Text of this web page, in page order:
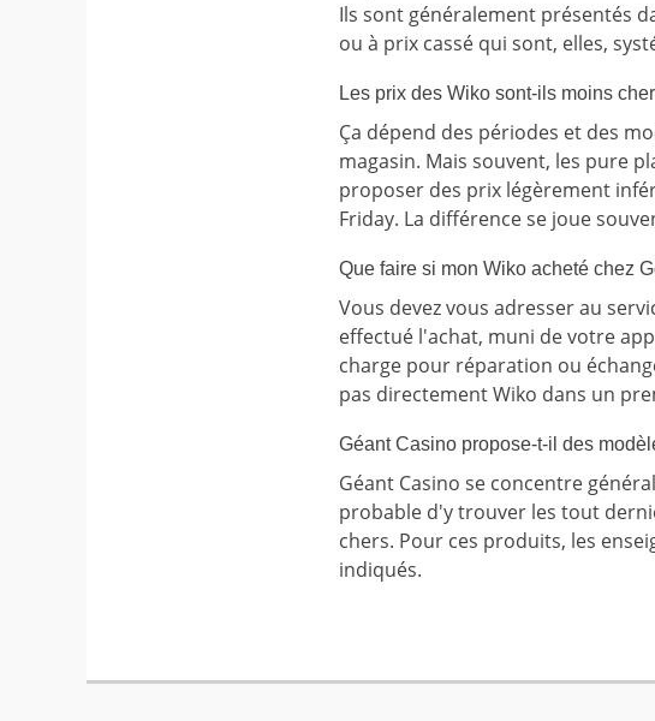
Ils sont généralement présentés
ou à prix cassé qui sont, elles,
Les prix des Wiko sont-ils moins
Ça dépend des périodes et des
magasin. Mais souvent, les pure
proposer des prix légèrement
Friday. La différence se joue
Que faire si mon Wiko acheté chez
Vous devez vous adresser au
effectué l'achat, muni de votre
charge pour réparation ou
pas directement Wiko dans un
Géant Casino propose-t-il des
Géant Casino se concentre
probable d'y trouver les tout
chers. Pour ces produits, les
indiqués.